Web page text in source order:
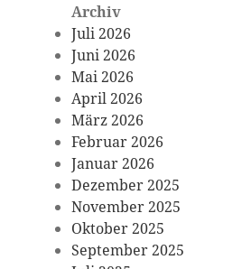
Archiv
Juli 2026
Juni 2026
Mai 2026
April 2026
März 2026
Februar 2026
Januar 2026
Dezember 2025
November 2025
Oktober 2025
September 2025